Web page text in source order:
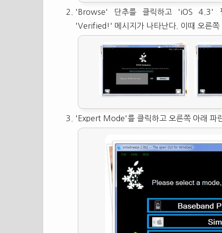
'Browse' 단추를 클릭하고 'iOS 4.3'
'Verified!' 메시지가 나타난다. 이때 오른쪽
'Expert Mode'를 클릭하고 오른쪽 아래 파